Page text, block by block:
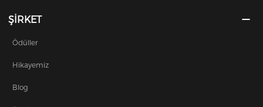
ŞİRKET
Ödüller
Hikayemiz
Blog